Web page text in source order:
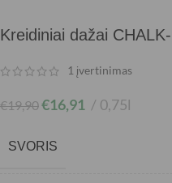
Kreidiniai dažai
1 įvertinimas
€19,90€16,91 0,75l
SVORIS